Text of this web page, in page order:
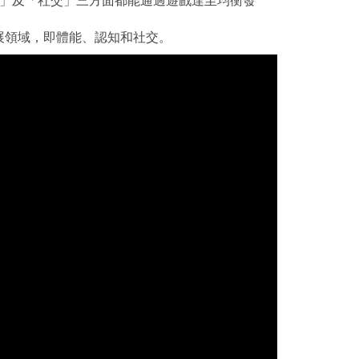
域，即體能、認知和社交。